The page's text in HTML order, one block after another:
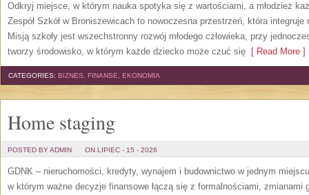
Odkryj miejsce, w którym nauka spotyka się z wartościami, a młodzież
Zespół Szkół w Broniszewicach to nowoczesna przestrzeń, która
Misją szkoły jest wszechstronny rozwój młodego człowieka, przy
tworzy środowisko, w którym każde dziecko może czuć się [ Read More ]
CATEGORIES: BIZNES, FINANSE, EKONOMIA
Home staging
POSTED BY ADMIN ON LIPIEC - 15 - 2026
GDNK – nieruchomości, kredyty, wynajem i budownictwo w jednym
w którym ważne decyzje finansowe łączą się z formalnościami, zmianami